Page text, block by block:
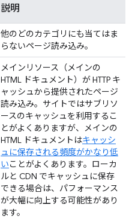
説明
他のどのカテゴリにも当てはま
らないページ読み込み。
メインリソース（メインの
HTML ドキュメント）が HTTP キ
ャッシュから提供されたページ
読み込み。サイトではサブリソ
ースのキャッシュを利用するこ
とがよくありますが、メインの
HTML ドキュメントはキャッシ
ュに保存される頻度がかなり低
いことがよくあります。ローカ
ルと CDN でキャッシュに保存
できる場合は、パフォーマンス
が大幅に向上する可能性があり
ます。